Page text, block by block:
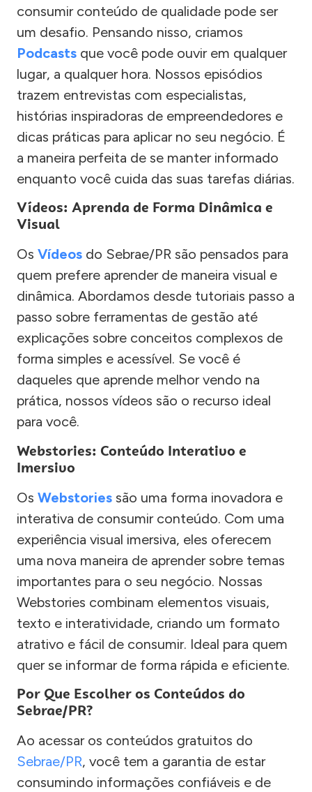
consumir conteúdo de qualidade pode ser
um desafio. Pensando nisso, criamos
Podcasts que você pode ouvir em qualquer
lugar, a qualquer hora. Nossos episódios
trazem entrevistas com especialistas,
histórias inspiradoras de empreendedores e
dicas práticas para aplicar no seu negócio. É
a maneira perfeita de se manter informado
enquanto você cuida das suas tarefas diárias.
Vídeos: Aprenda de Forma Dinâmica e
Visual
Os Vídeos do Sebrae/PR são pensados para
quem prefere aprender de maneira visual e
dinâmica. Abordamos desde tutoriais passo a
passo sobre ferramentas de gestão até
explicações sobre conceitos complexos de
forma simples e acessível. Se você é
daqueles que aprende melhor vendo na
prática, nossos vídeos são o recurso ideal
para você.
Webstories: Conteúdo Interativo e
Imersivo
Os Webstories são uma forma inovadora e
interativa de consumir conteúdo. Com uma
experiência visual imersiva, eles oferecem
uma nova maneira de aprender sobre temas
importantes para o seu negócio. Nossas
Webstories combinam elementos visuais,
texto e interatividade, criando um formato
atrativo e fácil de consumir. Ideal para quem
quer se informar de forma rápida e eficiente.
Por Que Escolher os Conteúdos do
Sebrae/PR?
Ao acessar os conteúdos gratuitos do
Sebrae/PR, você tem a garantia de estar
consumindo informações confiáveis e de